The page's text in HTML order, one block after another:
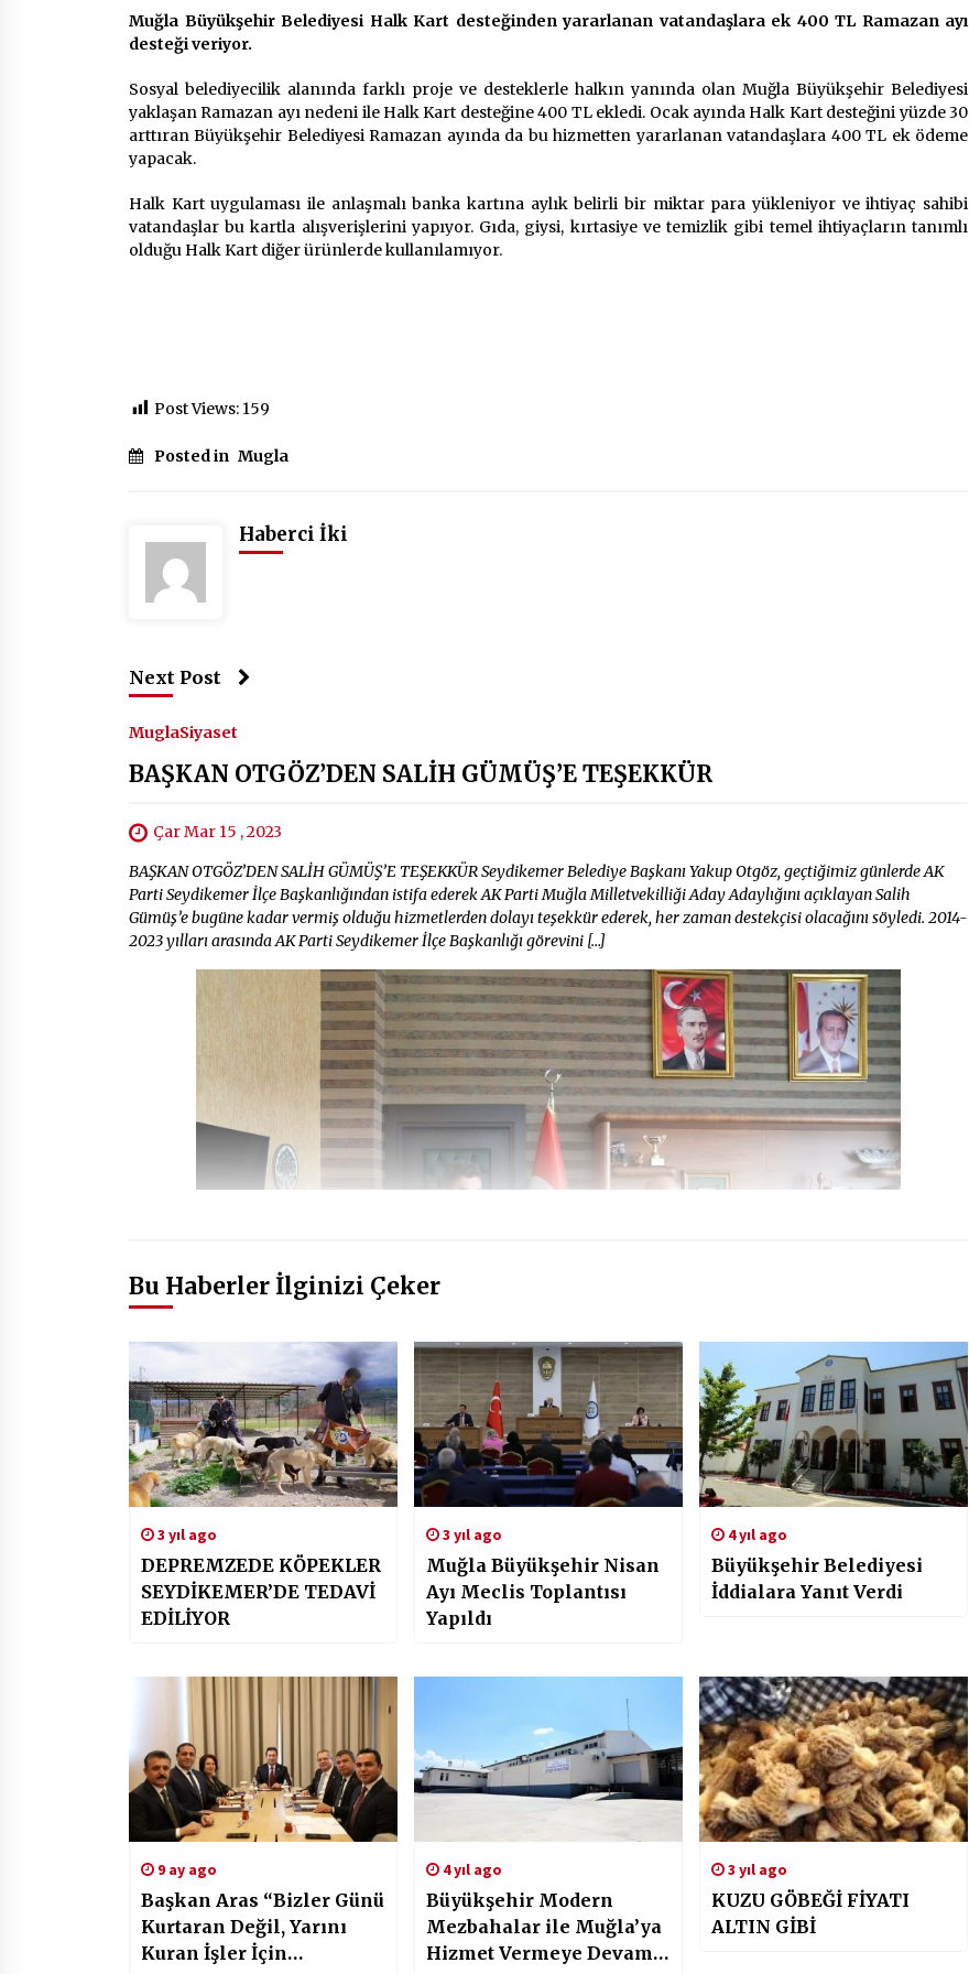
2 ay ago
Aracı Engelsiz Muğla İçin Yollarda
2 ay ago
Ediyor
4 ay ago
2 yıl ago 2 yıl ago
Muğla Büyükşehir Belediyesi Halk Kart desteğinden yararlanan vatandaşlara ek 400 TL Ramazan ayı
desteği veriyor.
Sosyal belediyecilik alanında farklı proje ve desteklerle halkın yanında olan Muğla Büyükşehir Belediyesi
yaklaşan Ramazan ayı nedeni ile Halk Kart desteğine 400 TL ekledi. Ocak ayında Halk Kart desteğini yüzde 30
arttıran Büyükşehir Belediyesi Ramazan ayında da bu hizmetten yararlanan vatandaşlara 400 TL ek ödeme
yapacak.
Halk Kart uygulaması ile anlaşmalı banka kartına aylık belirli bir miktar para yükleniyor ve ihtiyaç sahibi
vatandaşlar bu kartla alışverişlerini yapıyor. Gıda, giysi, kırtasiye ve temizlik gibi temel ihtiyaçların tanımlı
olduğu Halk Kart diğer ürünlerde kullanılamıyor.
Post Views: 159
Posted in Mugla
Haberci İki
Next Post
MuglaSiyaset
BAŞKAN OTGÖZ’DEN SALİH GÜMÜŞ’E TEŞEKKÜR
Çar Mar 15 , 2023
BAŞKAN OTGÖZ’DEN SALİH GÜMÜŞ’E TEŞEKKÜR Seydikemer Belediye Başkanı Yakup Otgöz, geçtiğimiz günlerde AK
Parti Seydikemer İlçe Başkanlığından istifa ederek AK Parti Muğla Milletvekilliği Aday Adaylığını açıklayan Salih
Gümüş’e bugüne kadar vermiş olduğu hizmetlerden dolayı teşekkür ederek, her zaman destekçisi olacağını söyledi. 2014-
2023 yılları arasında AK Parti Seydikemer İlçe Başkanlığı görevini […]
Bu Haberler İlginizi Çeker
3 yıl ago
DEPREMZEDE KÖPEKLER
SEYDİKEMER’DE TEDAVİ
EDİLİYOR
3 yıl ago
Muğla Büyükşehir Nisan
Ayı Meclis Toplantısı
Yapıldı
4 yıl ago
Büyükşehir Belediyesi
İddialara Yanıt Verdi
9 ay ago
Başkan Aras “Bizler Günü
Kurtaran Değil, Yarını
Kuran İşler İçin
4 yıl ago
Büyükşehir Modern
Mezbahalar ile Muğla’ya
Hizmet Vermeye Devam
3 yıl ago
KUZU GÖBEĞİ FİYATI
ALTIN GİBİ